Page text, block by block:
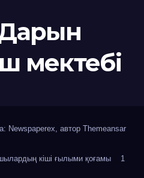
мектебі
Newspaperex, автор Themeansar
кіші ғылыми қоғамы 1